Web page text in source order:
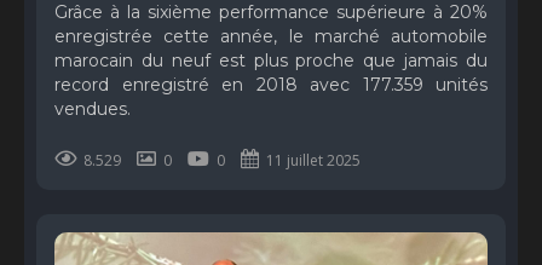
Grâce à la sixième performance supérieure à 20%
enregistrée cette année, le marché automobile
marocain du neuf est plus proche que jamais du
record enregistré en 2018 avec 177.359 unités
vendues.
8.529 0 0 11 juillet 2025